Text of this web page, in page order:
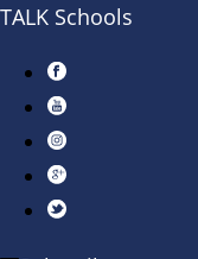
TALK Schools